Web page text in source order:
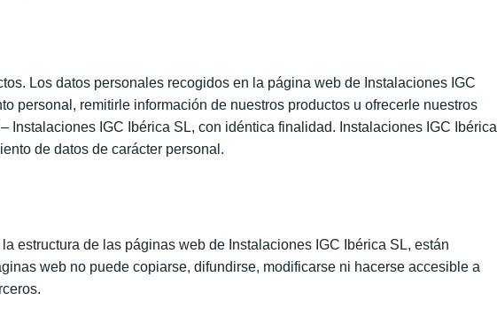
Los datos personales recogidos en la página web de Instalaciones IGC
personal, remitirle información de nuestros productos u ofrecerle nuestros
IGC Ibérica SL, con idéntica finalidad. Instalaciones IGC Ibérica
de datos de carácter personal.
estructura de las páginas web de Instalaciones IGC Ibérica SL, están
web no puede copiarse, difundirse, modificarse ni hacerse accesible a